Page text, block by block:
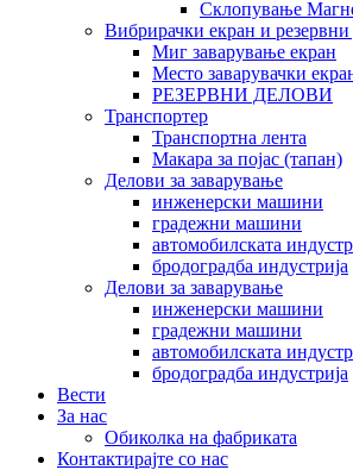
Склопување
Вибрирачки екран и резервни
Миг заварување екран
Место заварувачки
РЕЗЕРВНИ ДЕЛОВИ
Транспортер
Транспортна лента
Макара за појас (тапан)
Делови за заварување
инженерски машини
градежни машини
автомобилската
бродоградба индустрија
Делови за заварување
инженерски машини
градежни машини
автомобилската
бродоградба индустрија
Вести
За нас
Обиколка на фабриката
Контактирајте со нас